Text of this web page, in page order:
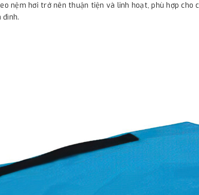
nệm hơi trở nên thuận tiện và linh hoạt, phù hợp cho
đình.